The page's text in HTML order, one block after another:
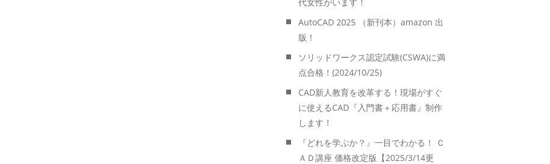
AutoCAD 2025 （新刊本）amazon 出
版！
ソリッドワークス認定試験(CSWA)に満
点合格！(2024/10/25)
CAD新人教育を改革する！現場がすぐ
に使えるCAD『入門書＋応用書』制作
します！
『どれを学ぶか？』一目でわかる！ Ｃ
ＡＤ講座 価格改定版【2025/3/14更